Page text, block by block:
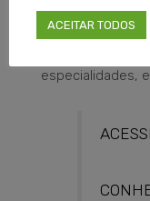
continuam
especialidades,
ACEITAR TODOS